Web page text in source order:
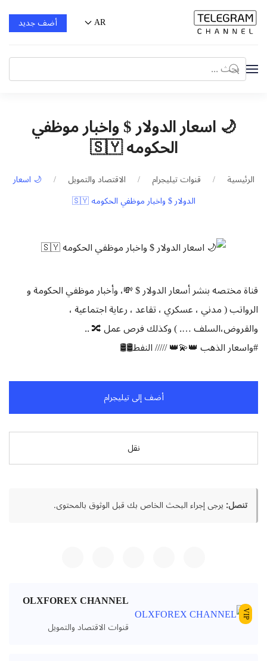
أضف جديد
🌙 اسعار الدولار $ واخبار موظفي
الحكومه 🇸🇾
قنوات تيليجرام الاقتصاد والتمويل
🌙 اسعار
الدولار $ واخبار موظفي الحكومه 🇸🇾
مختصه بنشر أسعار الدولار $ 💸، وأخبار موظفي الحكومة و
( مدني ، عسكري ، تقاعد ، رعاية اجتماعية ،
…. ) وكذلك فرص عمل 🔀 ..
الذهب 👑💫👑 ///// النفط🛢🛢
أضف إلى تيليجرام
يرجى إجراء البحث الخاص بك قبل الوثوق بالمحتوى.
OLXFOREX CHANNEL
قنوات الاقتصاد والتمويل